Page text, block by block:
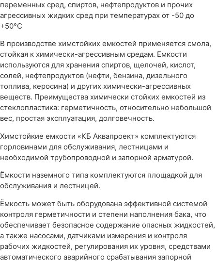
переменных сред, спиртов, нефтепродуктов и прочих
агрессивных жидких сред при температурах от -50 до
+50°С
В производстве химстойких емкостей применяется смола,
стойкая к химически-агрессивным средам. Емкости
используются для хранения спиртов, щелочей, кислот,
солей, нефтепродуктов (нефти, бензина, дизельного
топлива, керосина) и других химически-агрессивных
веществ. Преимущества химически стойких емкостей из
стеклопластика: герметичность, относительно небольшой
вес, простая эксплуатация, долговечность.
Химстойкие емкости «КБ Аквапроект» комплектуются
горловинами для обслуживания, лестницами и
необходимой трубопроводной и запорной арматурой.
Ёмкости наземного типа комплектуются площадкой для
обслуживания и лестницей.
Ёмкость может быть оборудована эффективной системой
контроля герметичности и степени наполнения бака, что
обеспечивает безопасное содержание опасных жидкостей,
а также насосами, датчиками измерения и контроля
рабочих жидкостей, регулирования их уровня, средствами
автоматического аварийного срабатывания запорной